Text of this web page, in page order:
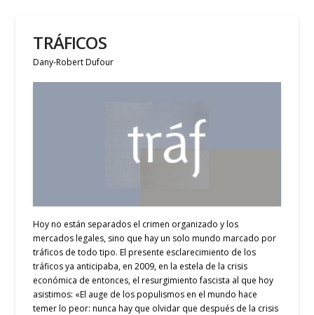
TRÁFICOS
Dany-Robert Dufour
Hoy no están separados el crimen organizado y los
mercados legales, sino que hay un solo mundo marcado por
tráficos de todo tipo. El presente esclarecimiento de los
tráficos ya anticipaba, en 2009, en la estela de la crisis
económica de entonces, el resurgimiento fascista al que hoy
asistimos: «El auge de los populismos en el mundo hace
temer lo peor: nunca hay que olvidar que después de la crisis